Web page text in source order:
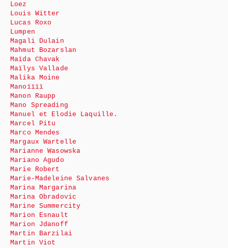
Loez
Louis Witter
Lucas Roxo
Lumpen
Magali Dulain
Mahmut Bozarslan
Maïda Chavak
Maïlys Vallade
Malika Moine
Manoïïïï
Manon Raupp
Mano Spreading
Manuel et Elodie Laquille.
Marcel Pitu
Marco Mendes
Margaux Wartelle
Marianne Wasowska
Mariano Agudo
Marie Robert
Marie-Madeleine Salvanes
Marina Margarina
Marina Obradovic
Marine Summercity
Marion Esnault
Marion Jdanoff
Martin Barzilai
Martin Viot